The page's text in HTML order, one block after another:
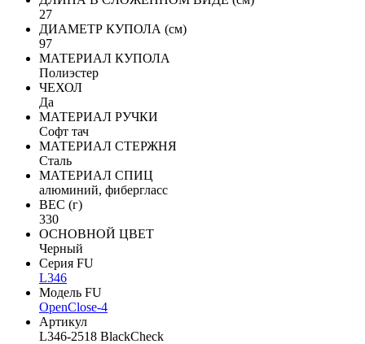
27
ДИАМЕТР КУПОЛА (см)
97
МАТЕРИАЛ КУПОЛА
Полиэстер
ЧЕХОЛ
Да
МАТЕРИАЛ РУЧКИ
Софт тач
МАТЕРИАЛ СТЕРЖНЯ
Сталь
МАТЕРИАЛ СПИЦ
алюминий, фибергласс
ВЕС (г)
330
ОСНОВНОЙ ЦВЕТ
Черный
Серия FU
L346
Модель FU
OpenClose-4
Артикул
L346-2518 BlackCheck